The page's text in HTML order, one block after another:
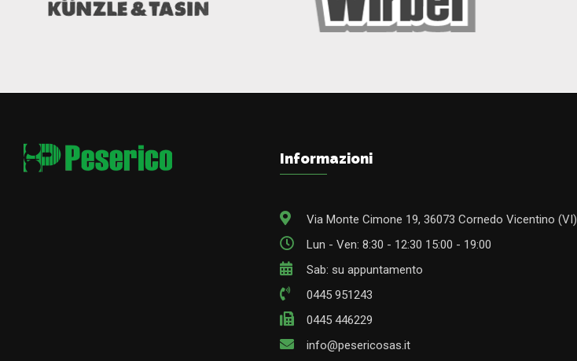
Informazioni
Via Monte Cimone 19, 36073 Cornedo Vicentino (VI)
Lun - Ven: 8:30 - 12:30 15:00 - 19:00
Sab: su appuntamento
0445 951243
0445 446229
info@pesericosas.it